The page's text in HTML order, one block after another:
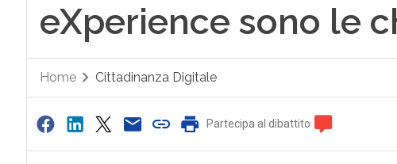
eXperience sono le
Home Cittadinanza Digitale
Partecipa al dibattito